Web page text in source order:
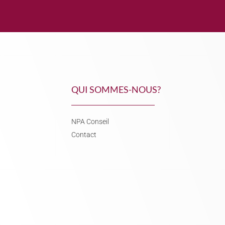
QUI SOMMES-NOUS?
NPA Conseil
Contact